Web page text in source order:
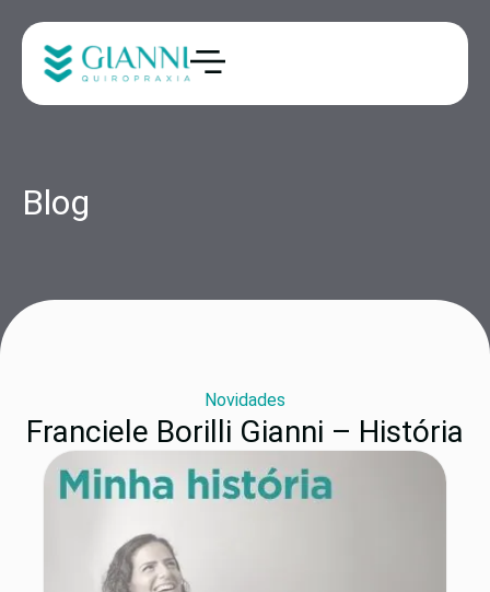
Blog
Novidades
Franciele Borilli Gianni – História